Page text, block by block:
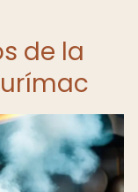
de la